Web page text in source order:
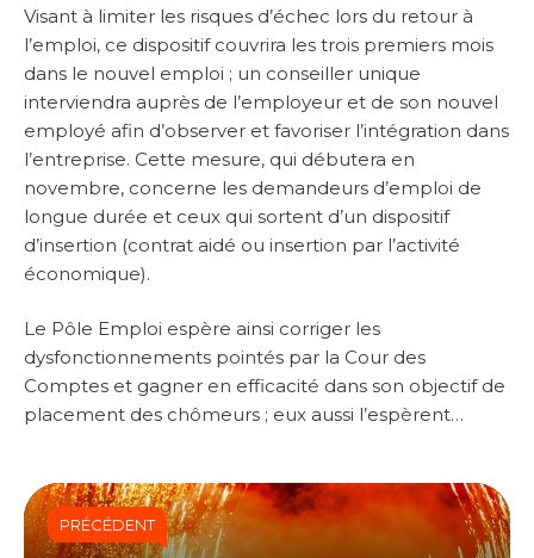
Visant à limiter les risques d’échec lors du retour à
l’emploi, ce dispositif couvrira les trois premiers mois
dans le nouvel emploi ; un conseiller unique
interviendra auprès de l’employeur et de son nouvel
employé afin d’observer et favoriser l’intégration dans
l’entreprise. Cette mesure, qui débutera en
novembre, concerne les demandeurs d’emploi de
longue durée et ceux qui sortent d’un dispositif
d’insertion (contrat aidé ou insertion par l’activité
économique).
Le Pôle Emploi espère ainsi corriger les
dysfonctionnements pointés par la Cour des
Comptes et gagner en efficacité dans son objectif de
placement des chômeurs ; eux aussi l’espèrent…
PRÉCÉDENT